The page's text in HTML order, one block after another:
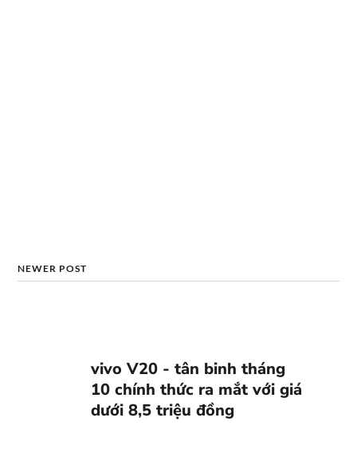
NEWER POST
vivo V20 - tân binh tháng
10 chính thức ra mắt với giá
dưới 8,5 triệu đồng